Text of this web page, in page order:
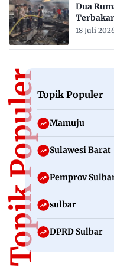
Dua
18 Juli
Topik PopulerTopik Populer
Mamuju
Sulawesi Barat
Pemprov
sulbar
DPRD Sulbar